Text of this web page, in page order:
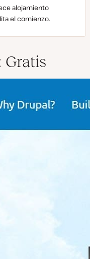
alojamiento
el comienzo.
Gratis